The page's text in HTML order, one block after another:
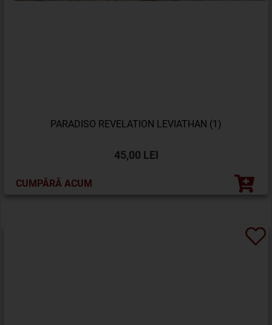
PARADISO REVELATION LEVIATHAN (1)
45,00 LEI
CUMPĂRĂ ACUM